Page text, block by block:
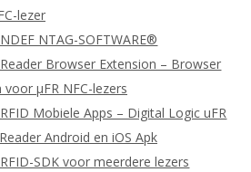
lezer
NTAG-SOFTWARE®
Browser Extension – Browser
voor μFR NFC-lezers
Mobiele Apps – Digital Logic uFR
Android en iOS Apk
SDK voor meerdere lezers